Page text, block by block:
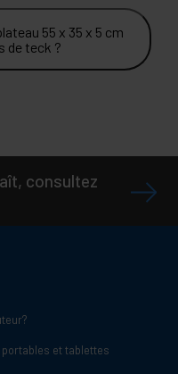
55 x 35 x 5 cm
de teck ?
consultez
et tablettes